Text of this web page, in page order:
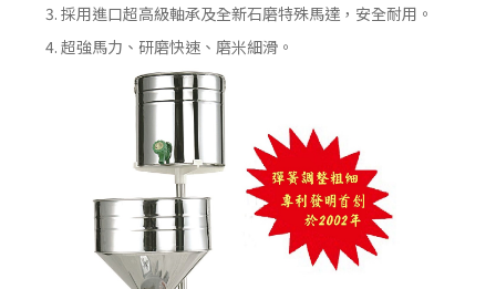
採用進口超高級軸承及全新石磨特殊馬達，安全耐用。
超強馬力、研磨快速、磨米細滑。